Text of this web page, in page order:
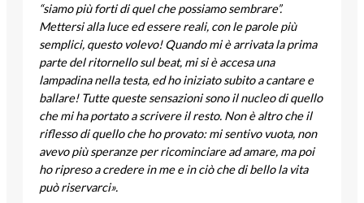
“siamo più forti di quel che possiamo sembrare”.
Mettersi alla luce ed essere reali, con le parole più
semplici, questo volevo! Quando mi è arrivata la prima
parte del ritornello sul beat, mi si è accesa una
lampadina nella testa, ed ho iniziato subito a cantare e
ballare! Tutte queste sensazioni sono il nucleo di quello
che mi ha portato a scrivere il resto. Non è altro che il
riflesso di quello che ho provato: mi sentivo vuota, non
avevo più speranze per ricominciare ad amare, ma poi
ho ripreso a credere in me e in ciò che di bello la vita
può riservarci».